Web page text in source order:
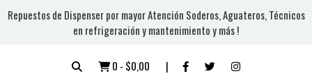
Repuestos de Dispenser por mayor Atención Soderos, Aguateros, Técnicos
en refrigeración y mantenimiento y más !
0 - $0,00